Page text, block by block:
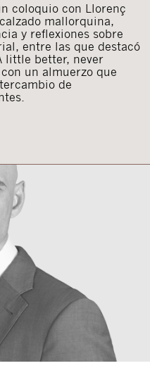
coloquio con Llorenç
mallorquina,
y reflexiones sobre
entre las que destacó
little better, never
un almuerzo que
de